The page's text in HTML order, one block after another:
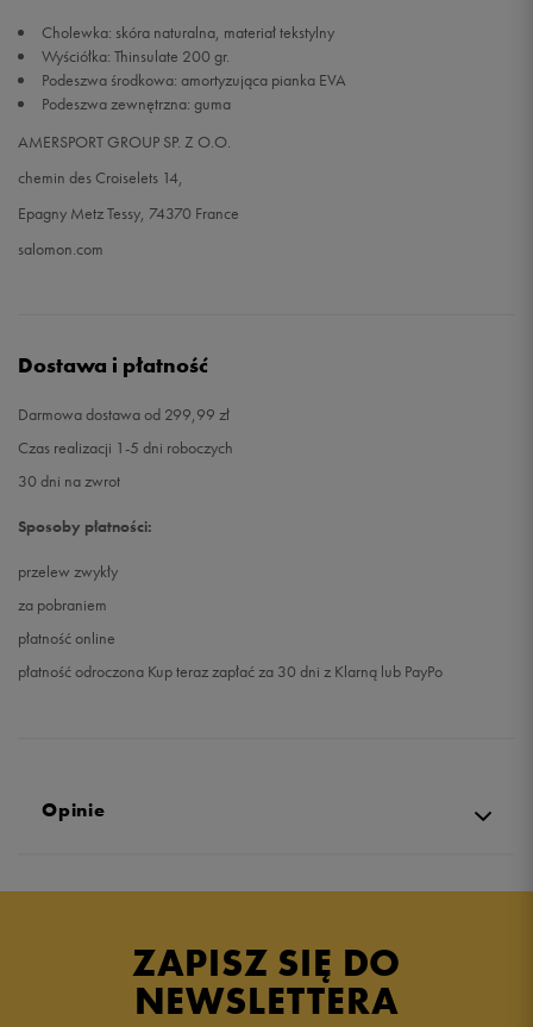
Cholewka: skóra naturalna, materiał tekstylny
Wyściółka: Thinsulate 200 gr.
Podeszwa środkowa: amortyzująca pianka EVA
Podeszwa zewnętrzna: guma
AMERSPORT GROUP SP. Z O.O.
chemin des Croiselets 14,
Epagny Metz Tessy, 74370 France
salomon.com
Dostawa i płatność
Darmowa dostawa od 299,99 zł
Czas realizacji 1-5 dni roboczych
30 dni na zwrot
Sposoby płatności:
przelew zwykły
za pobraniem
płatność online
płatność odroczona Kup teraz zapłać za 30 dni z Klarną lub PayPo
Opinie
ZAPISZ SIĘ DO
NEWSLETTERA